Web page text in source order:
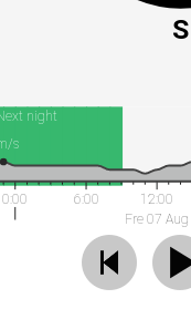
S
night
0:00 6:00
12:00
Fre 07 Aug
s